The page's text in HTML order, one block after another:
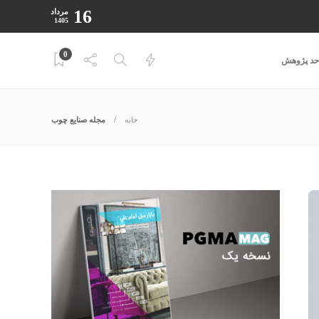
16 مرداد
1405
پژوهش
0
خانه مجله صنایع چوب